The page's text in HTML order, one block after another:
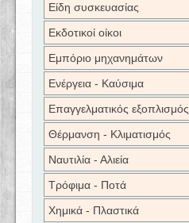
Είδη συσκευασίας
Εκδοτικοί οίκοι
Εμπόριο μηχανημάτων
Ενέργεια - Καύσιμα
Επαγγελματικός εξοπλισμός
Θέρμανση - Κλιματισμός
Ναυτιλία - Αλιεία
Τρόφιμα - Ποτά
Χημικά - Πλαστικά